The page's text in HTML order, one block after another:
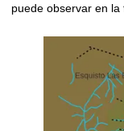
puede observar en la